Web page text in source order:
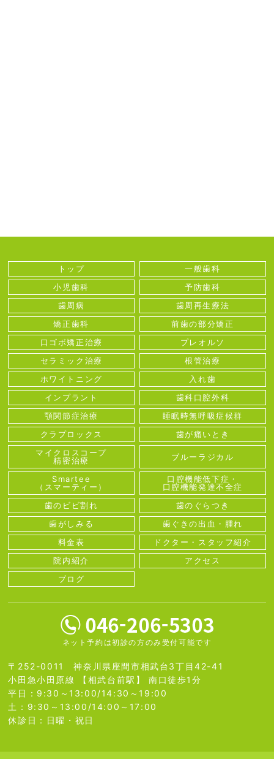
トップ
一般歯科
小児歯科
予防歯科
歯周病
歯周再生療法
矯正歯科
前歯の部分矯正
口ゴボ矯正治療
プレオルソ
セラミック治療
根管治療
ホワイトニング
入れ歯
インプラント
歯科口腔外科
顎関節症治療
睡眠時無呼吸症候群
クラプロックス
歯が痛いとき
マイクロスコープ
精密治療
ブルーラジカル
Smartee
（スマーティー）
口腔機能低下症・
口腔機能発達不全症
歯のビビ割れ
歯のぐらつき
歯がしみる
歯ぐきの出血・腫れ
料金表
ドクター・スタッフ紹介
院内紹介
アクセス
ブログ
ネット予約は初診の方のみ受付可能です
〒252-0011 神奈川県座間市相武台3丁目42-41
小田急小田原線 【相武台前駅】 南口徒歩1分
平日：9:30～13:00/14:30～19:00
土：9:30～13:00/14:00～17:00
休診日：日曜・祝日